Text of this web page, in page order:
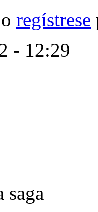
o regístrese
- 12:29
saga